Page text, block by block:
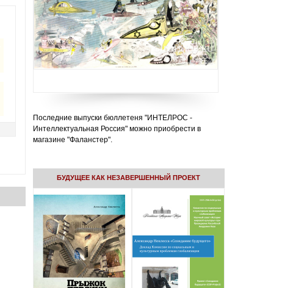
Последние выпуски бюллетеня "ИНТЕЛРОС -
Интеллектуальная Россия" можно приобрести в
магазине "Фаланстер".
БУДУЩЕЕ КАК НЕЗАВЕРШЕННЫЙ ПРОЕКТ